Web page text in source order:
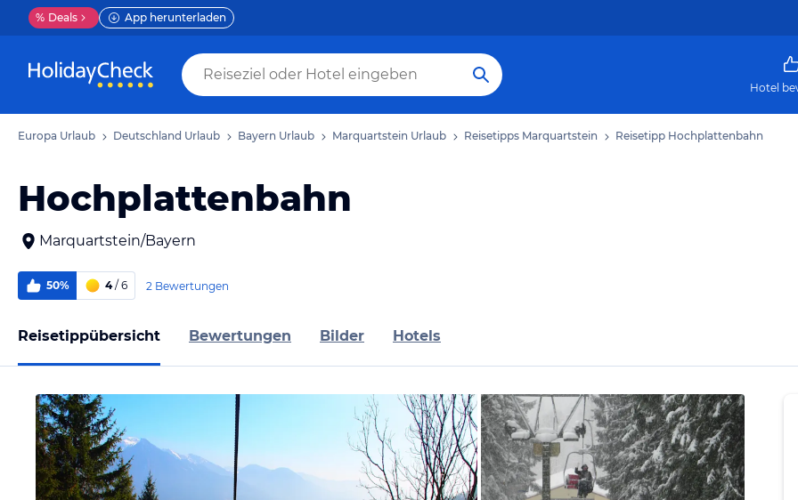
% Deals App herunterladen
Hotel
Europa Urlaub Deutschland Urlaub Bayern Urlaub Marquartstein Urlaub Reisetipps Marquartstein Reisetipp Hochplattenbahn
Hochplattenbahn
Marquartstein/Bayern
50% 4/ 6 2 Bewertungen
Reisetippübersicht Bewertungen Bilder Hotels